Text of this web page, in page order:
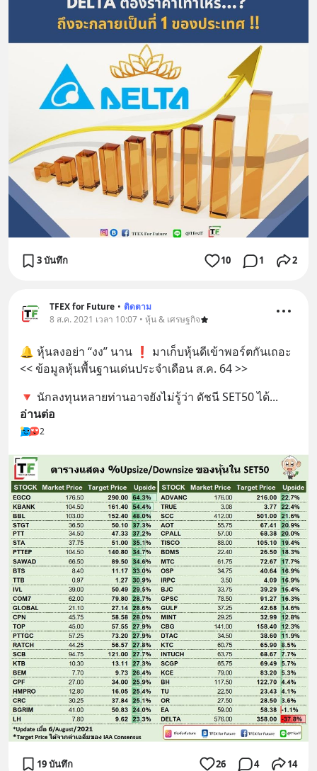
3 บันทึก 10 1 2
TFEX for Future • ติดตาม
8 ส.ค. 2021 เวลา 10:07 • หุ้น & เศรษฐกิจ
🔔 หุ้นลงอย่า “งง” นาน ❗️ มาเก็บหุ้นดีเข้าพอร์ตกันเถอะ
<< ข้อมูลหุ้นพื้นฐานเด่นประจำเดือน ส.ค. 64 >>
🔻 นักลงทุนหลายท่านอาจยังไม่รู้ว่า ดัชนี SET50 ได้
อ่านต่อ
2
19 บันทึก 26 4 14